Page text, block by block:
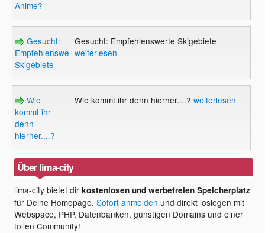
Anime?
Gesucht:
Empfehlenswerte
Skigebiete
Gesucht: Empfehlenswerte Skigebiete
weiterlesen
Wie
kommt ihr
denn
hierher....?
Wie kommt ihr denn hierher....? weiterlesen
Über lima-city
lima-city bietet dirkostenlosen und werbefreien Speicherplatz
für Deine Homepage.Sofort anmelden und direkt loslegen mit
Webspace, PHP, Datenbanken, günstigen Domains und einer
tollen Community!